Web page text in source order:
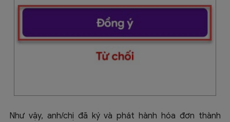
Như vậy, anh/chị đã ký và phát hành hóa đơn thành